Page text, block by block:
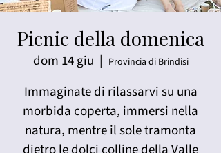
Picnic della domenica
dom 14 giu
  |
Provincia di Brindisi
Immaginate di rilassarvi su una
morbida coperta, immersi nella
natura, mentre il sole tramonta